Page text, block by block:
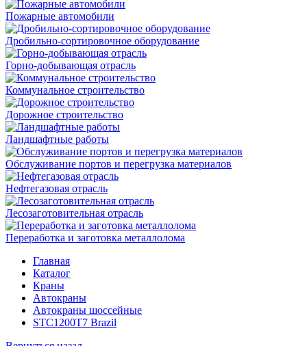
Пожарные автомобили
Дробильно-сортировочное оборудование
Горно-добывающая отрасль
Коммунальное строительство
Дорожное строительство
Ландшафтные работы
Обслуживание портов и перегрузка материалов
Нефтегазовая отрасль
Лесозаготовительная отрасль
Переработка и заготовка металлолома
Главная
Каталог
Краны
Автокраны
Автокраны шоссейные
STC1200T7 Brazil